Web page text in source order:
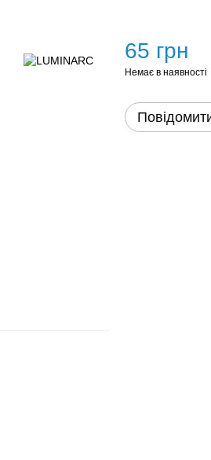
65 грн
Немає в наявності